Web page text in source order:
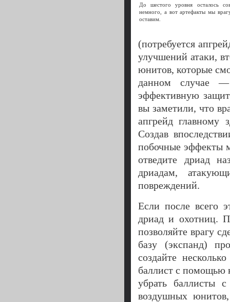
До шестого уровня осталось
немного, а вот артефакты мы
оставим.
(потребуется
улучшений атаки,
юнитов, которые
данном случае
эффективную
вы заметили, что
апгрейд
Создав
побочные эффекты
отведите дриад
дриадам,
повреждений.
Если после всего
дриад и охотниц.
позволяйте врагу
базу (экспанд)
создайте
баллист с помощью
убрать баллисты
воздушных